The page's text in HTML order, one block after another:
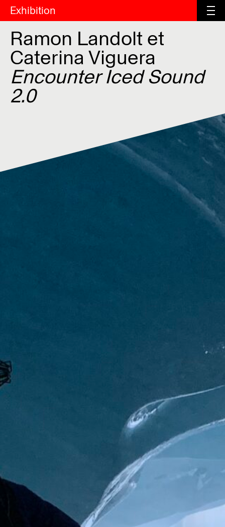
Exhibition
Ramon Landolt et
Caterina Viguera
Encounter Iced Sound
2.0